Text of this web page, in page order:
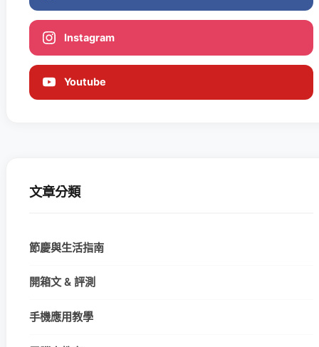
Instagram
Youtube
文章分類
節慶與生活指南
開箱文 & 評測
手機應用教學